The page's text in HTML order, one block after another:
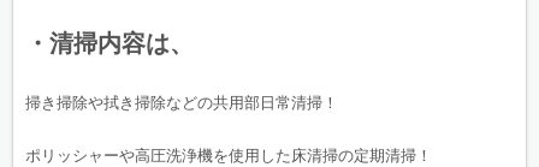
・清掃内容は、
掃き掃除や拭き掃除などの共用部日常清掃！
ポリッシャーや高圧洗浄機を使用した床清掃の定期清掃！